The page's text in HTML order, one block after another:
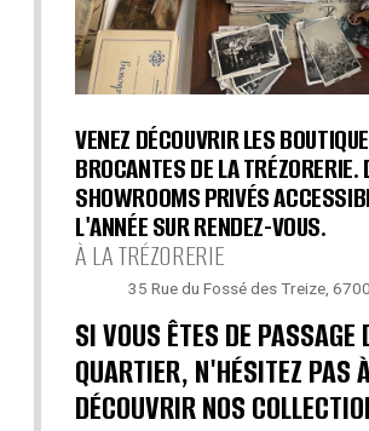
VENEZ DÉCOUVRIR LES
BROCANTES DE LA TRÉZORERIE.
SHOWROOMS PRIVÉS
L'ANNÉE SUR RENDEZ-VOUS.
À LA TRÉZORERIE
35 Rue du Fossé des Treize,
SI VOUS ÊTES DE PASSAGE
QUARTIER, N'HÉSITEZ PAS
DÉCOUVRIR NOS